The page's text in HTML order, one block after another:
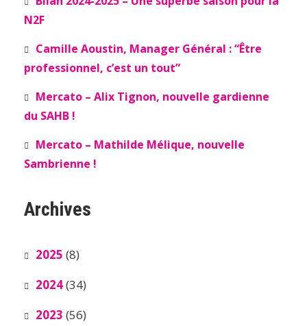
N2F
Camille Aoustin, Manager Général : “Être
professionnel, c’est un tout”
Mercato – Alix Tignon, nouvelle gardienne
du SAHB !
Mercato – Mathilde Mélique, nouvelle
Sambrienne !
Archives
2025 (8)
2024(34)
2023 (56)